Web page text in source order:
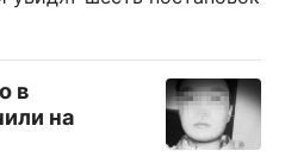
в
на